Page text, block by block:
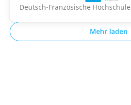
Deutsch-Französische Hochschule
Mehr laden